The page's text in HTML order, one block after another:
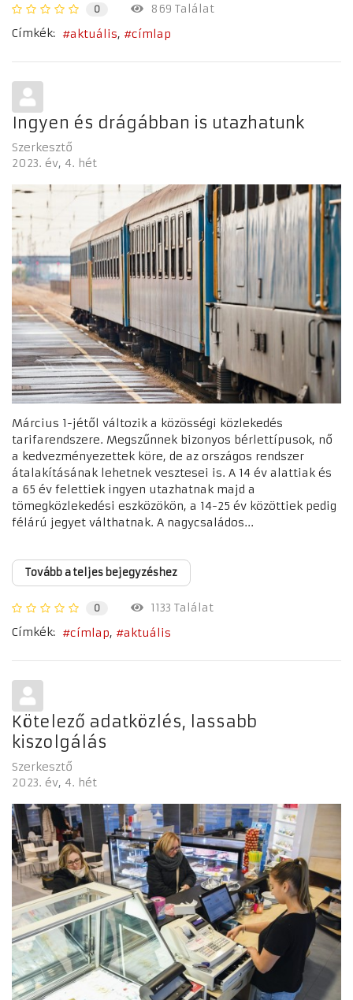
0
869 Találat
Címkék:
aktuális címlap
Ingyen és drágábban is utazhatunk
Szerkesztő
2023. év 4. hét
Március 1-jétől változik a közösségi közlekedés
tarifarendszere. Megszűnnek bizonyos bérlettípusok, nő
a kedvezményezettek köre, de az országos rendszer
átalakításának lehetnek vesztesei is. A 14 év alattiak és
a 65 év felettiek ingyen utazhatnak majd a
tömegközlekedési eszközökön, a 14-25 év közöttiek pedig
félárú jegyet válthatnak. A nagycsaládos...
Tovább a teljes bejegyzéshez
0
1133 Találat
Címkék:
címlap aktuális
Kötelező adatközlés, lassabb
kiszolgálás
Szerkesztő
2023. év 4. hét